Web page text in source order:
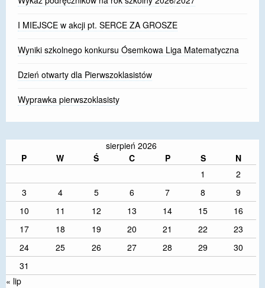
I MIEJSCE w akcji pt. SERCE ZA GROSZE
Wyniki szkolnego konkursu Ósemkowa Liga Matematyczna
Dzień otwarty dla Pierwszoklasistów
Wyprawka pierwszoklasisty
sierpień 2026
P
W Ś C P S
N
1
2
3
4 5 6 7 8
9
10
11 12 13 14 15
16
17
18 19 20 21 22
23
24
25 26 27 28 29
30
31
« lip